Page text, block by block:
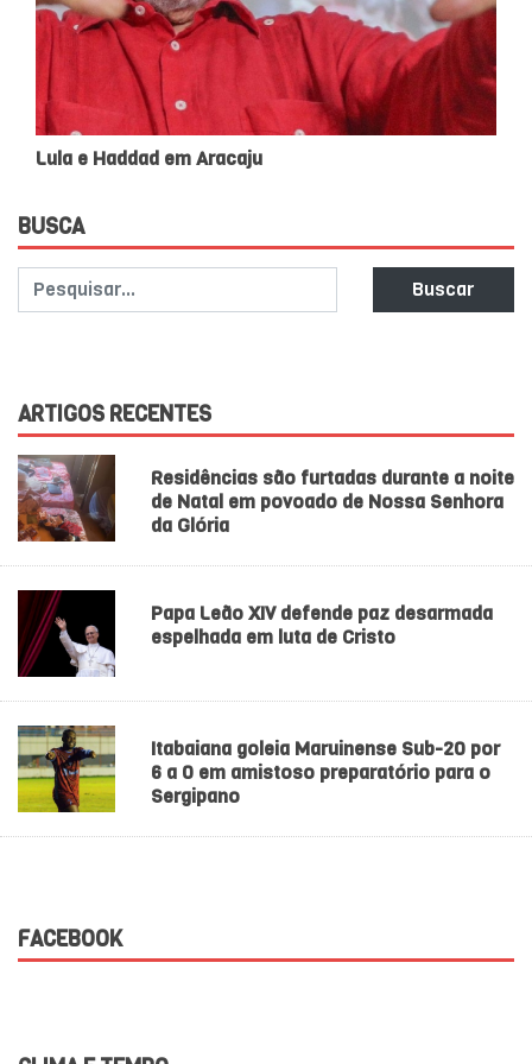
Lula e Haddad em Aracaju
BUSCA
Buscar
ARTIGOS RECENTES
Residências são furtadas durante a noite
de Natal em povoado de Nossa Senhora
da Glória
Papa Leão XIV defende paz desarmada
espelhada em luta de Cristo
Itabaiana goleia Maruinense Sub-20 por
6 a 0 em amistoso preparatório para o
Sergipano
FACEBOOK